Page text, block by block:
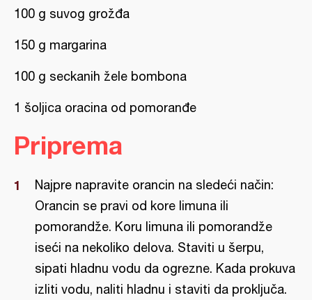
100 g suvog grožđa
150 g margarina
100 g seckanih žele bombona
1 šoljica oracina od pomoranđe
Priprema
Najpre napravite orancin na sledeći način:
Orancin se pravi od kore limuna ili
pomorandže. Koru limuna ili pomorandže
iseći na nekoliko delova. Staviti u šerpu,
sipati hladnu vodu da ogrezne. Kada prokuva
izliti vodu, naliti hladnu i staviti da proključa.